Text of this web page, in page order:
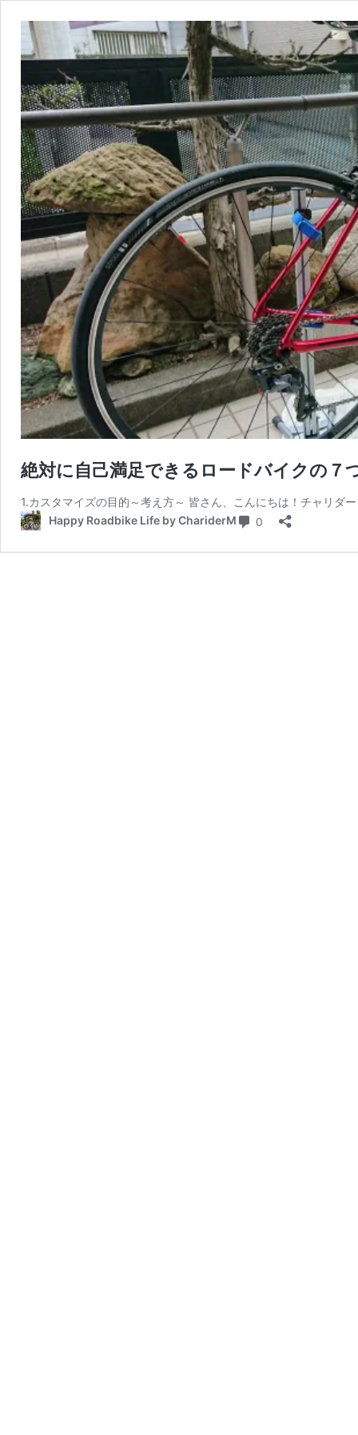
絶対に自己満足できるロードバイクの７
1.カスタマイズの目的～考え方～ 皆さん、こんにちは！チャリダ
Happy Roadbike Life by ChariderM
0 コメント